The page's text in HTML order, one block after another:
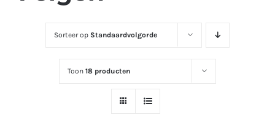
Sorteer op Standaardvolgorde
Toon18 producten